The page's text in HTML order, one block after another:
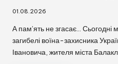
01.08.2026
А пам’ять не згасає… Сьогодні
загибелі воїна-захисника
Івановича, жителя міста